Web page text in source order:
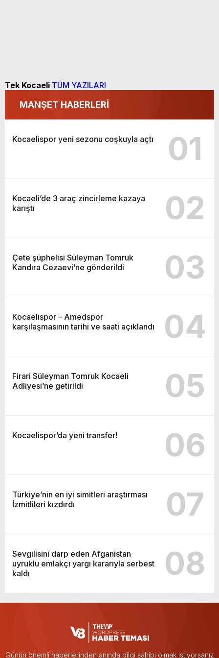
Tek Kocaeli TÜM YAZILARI
MANŞET HABERLERİ
Kocaelispor yeni sezonu coşkuyla açtı 01
Kocaeli’de 3 araç zincirleme kazaya
karıştı
02
Çete şüphelisi Süleyman Tomruk
Kandıra Cezaevi’ne gönderildi
03
Kocaelispor – Amedspor
karşılaşmasının tarihi ve saati açıklandı
04
Firari Süleyman Tomruk Kocaeli
Adliyesi’ne getirildi
05
Kocaelispor’da yeni transfer! 06
Türkiye’nin en iyi simitleri araştırması
İzmitlileri kızdırdı
07
Sevgilisini darp eden Afganistan
uyruklu emlakçı yargı kararıyla serbest
kaldı
08
Günün önemli haberlerinden anında bilgi sahibi olmak istiyorsanız